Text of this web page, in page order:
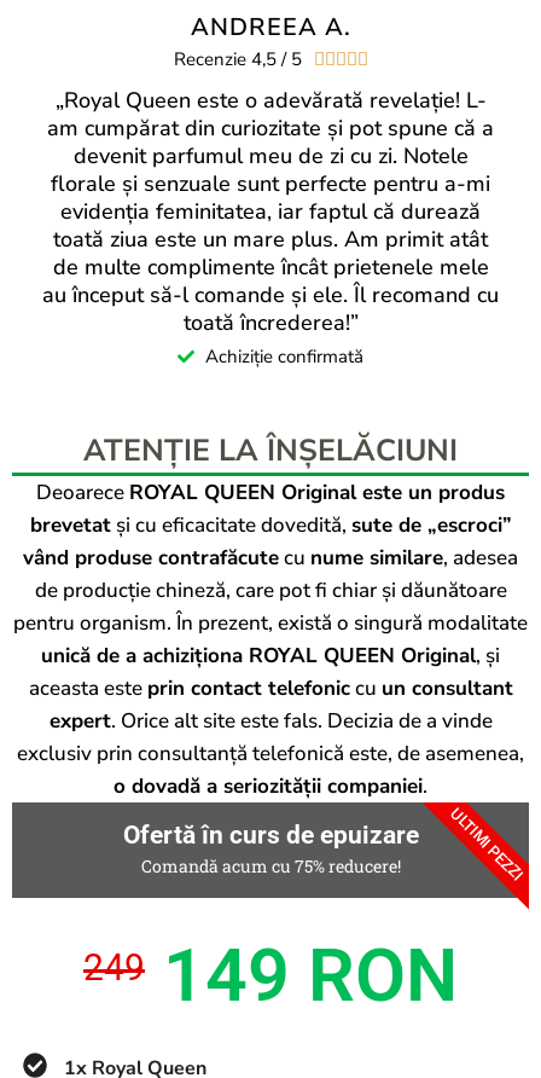
ANDREEA A.
Recenzie 4,5 / 5     
„Royal Queen este o adevărată revelație! L-
am cumpărat din curiozitate și pot spune că a
devenit parfumul meu de zi cu zi. Notele
florale și senzuale sunt perfecte pentru a-mi
evidenția feminitatea, iar faptul că durează
toată ziua este un mare plus. Am primit atât
de multe complimente încât prietenele mele
au început să-l comande și ele. Îl recomand cu
toată încrederea!”
Achiziție confirmată
ATENȚIE LA ÎNȘELĂCIUNI
Deoarece ROYAL QUEEN Original este un produs
brevetatși cu eficacitate dovedită, sute de „escroci”
vând produse contrafăcutecu nume similare, adesea
de producție chineză, care pot fi chiar și dăunătoare
pentru organism. În prezent, există o singură modalitate
unică de a achiziționa ROYAL QUEEN Original, și
aceasta este prin contact telefoniccu un consultant
expert. Orice alt site este fals. Decizia de a vinde
exclusiv prin consultanță telefonică este, de asemenea,
o dovadă a seriozității companiei.
Ofertă în curs de epuizare
Comandă acum cu 75% reducere!
249 149 RON
1x Royal Queen
ULTIMI PEZZI